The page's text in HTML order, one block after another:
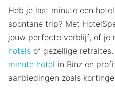
Heb je last minute een
spontane trip? Met
jouw perfecte verblijf, of je
hotels of gezellige
minute hotel in Binz en
aanbiedingen zoals